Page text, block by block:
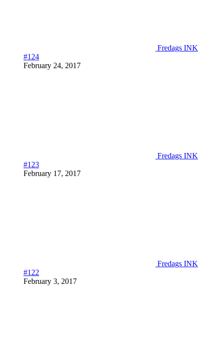
Fredags INK
#124
February 24, 2017
Fredags INK
#123
February 17, 2017
Fredags INK
#122
February 3, 2017